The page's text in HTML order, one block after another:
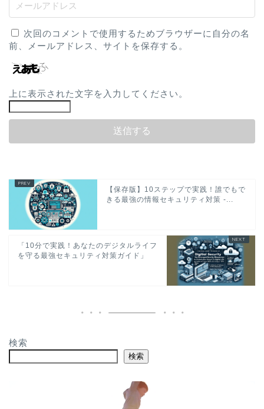
次回のコメントで使用するためブラウザーに自分の名
前、メールアドレス、サイトを保存する。
上に表示された文字を入力してください。
【保存版】10ステップで実践！誰でもで
きる最強の情報セキュリティ対策 -...
「10分で実践！あなたのデジタルライフ
を守る最強セキュリティ対策ガイド」
検索
検索